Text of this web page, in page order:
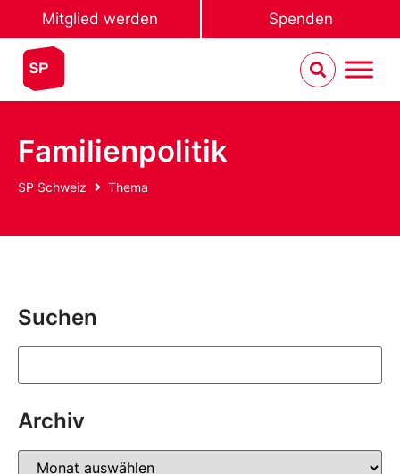
Mitglied werden Spenden
Familienpolitik
SP Schweiz Thema
Suchen
Archiv